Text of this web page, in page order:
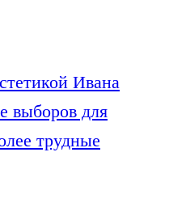
Ивана
выборов для
трудные